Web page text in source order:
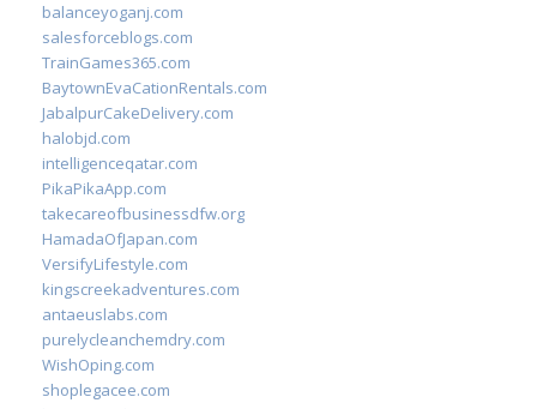
balanceyoganj.com
salesforceblogs.com
TrainGames365.com
BaytownEvaCationRentals.com
JabalpurCakeDelivery.com
halobjd.com
intelligenceqatar.com
PikaPikaApp.com
takecareofbusinessdfw.org
HamadaOfJapan.com
VersifyLifestyle.com
kingscreekadventures.com
antaeuslabs.com
purelycleanchemdry.com
WishOping.com
shoplegacee.com